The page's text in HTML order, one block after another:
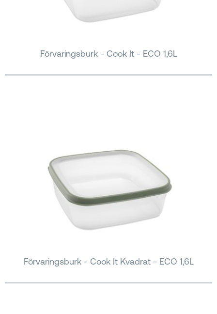
Förvaringsburk - Cook It - ECO 1,6L
Förvaringsburk - Cook It Kvadrat - ECO 1,6L